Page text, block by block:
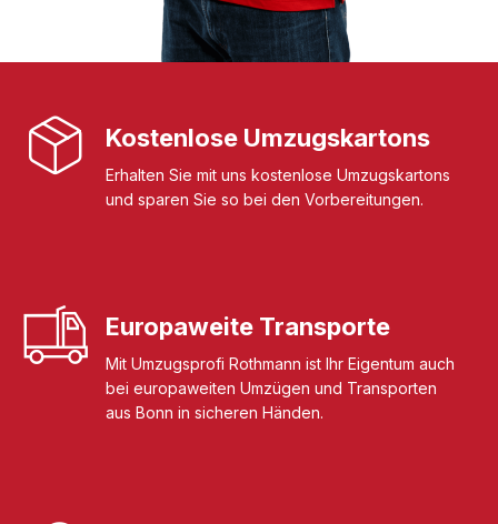
Kostenlose Umzugskartons
Erhalten Sie mit uns kostenlose Umzugskartons
und sparen Sie so bei den Vorbereitungen.
Europaweite Transporte
Mit Umzugsprofi Rothmann ist Ihr Eigentum auch
bei europaweiten Umzügen und Transporten
aus Bonn in sicheren Händen.